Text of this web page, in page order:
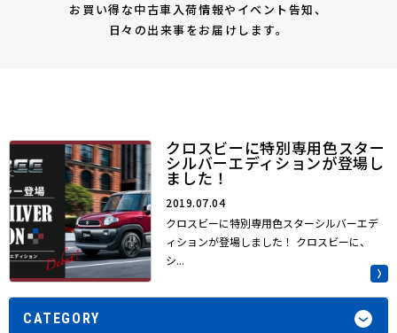
お買い得な中古車入荷情報やイベント告知、
日々の出来事をお届けします。
クロスビーに特別専用色スター
シルバーエディションが登場し
ました！
2019.07.04
クロスビーに特別専用色スターシルバーエデ
ィションが登場しました！ クロスビーに、
シ...
CATEGORY